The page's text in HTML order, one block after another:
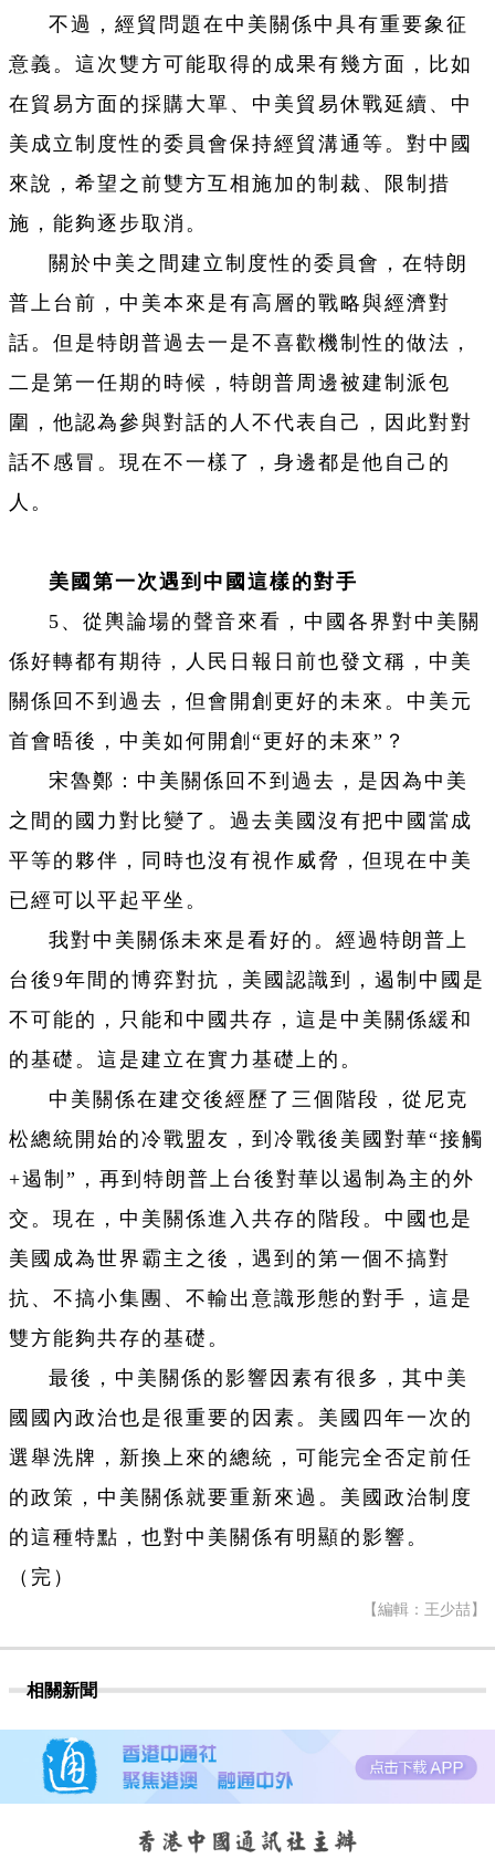
不過，經貿問題在中美關係中具有重要象征
意義。這次雙方可能取得的成果有幾方面，比如
在貿易方面的採購大單、中美貿易休戰延續、中
美成立制度性的委員會保持經貿溝通等。對中國
來說，希望之前雙方互相施加的制裁、限制措
施，能夠逐步取消。
關於中美之間建立制度性的委員會，在特朗
普上台前，中美本來是有高層的戰略與經濟對
話。但是特朗普過去一是不喜歡機制性的做法，
二是第一任期的時候，特朗普周邊被建制派包
圍，他認為參與對話的人不代表自己，因此對對
話不感冒。現在不一樣了，身邊都是他自己的
人。
美國第一次遇到中國這樣的對手
5、從輿論場的聲音來看，中國各界對中美關
係好轉都有期待，人民日報日前也發文稱，中美
關係回不到過去，但會開創更好的未來。中美元
首會晤後，中美如何開創“更好的未來”？
宋魯鄭：中美關係回不到過去，是因為中美
之間的國力對比變了。過去美國沒有把中國當成
平等的夥伴，同時也沒有視作威脅，但現在中美
已經可以平起平坐。
我對中美關係未來是看好的。經過特朗普上
台後9年間的博弈對抗，美國認識到，遏制中國是
不可能的，只能和中國共存，這是中美關係緩和
的基礎。這是建立在實力基礎上的。
中美關係在建交後經歷了三個階段，從尼克
松總統開始的冷戰盟友，到冷戰後美國對華“接觸
+遏制”，再到特朗普上台後對華以遏制為主的外
交。現在，中美關係進入共存的階段。中國也是
美國成為世界霸主之後，遇到的第一個不搞對
抗、不搞小集團、不輸出意識形態的對手，這是
雙方能夠共存的基礎。
最後，中美關係的影響因素有很多，其中美
國國內政治也是很重要的因素。美國四年一次的
選舉洗牌，新換上來的總統，可能完全否定前任
的政策，中美關係就要重新來過。美國政治制度
的這種特點，也對中美關係有明顯的影響。
（完）
【編輯：王少喆】
相關新聞